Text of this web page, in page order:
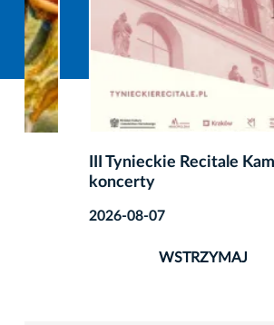
III Tynieckie Recitale Kameralne –
2026-08-07
WSTRZYMAJ